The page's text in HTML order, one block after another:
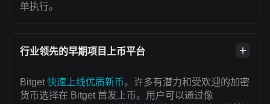
单执行。
行业领先的早期项目上币平台
Bitget 快速上线优质新币。许多有潜力和受欢迎的加密
货币选择在 Bitget 首发上币。用户可以通过像